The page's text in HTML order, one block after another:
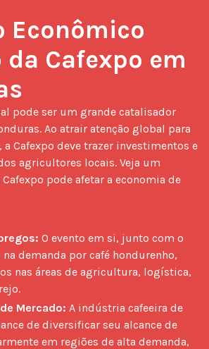
Econômico
da Cafexpo em
Ao atrair atenção global para
a Cafexpo deve trazer investimentos e
agricultores locais. Veja um
pode afetar a economia de
O evento em si, junto com o
demanda por café hondurenho,
nas áreas de agricultura, logística,
Mercado: A indústria cafeeira de
de diversificar seu alcance de
em regiões de alta demanda,